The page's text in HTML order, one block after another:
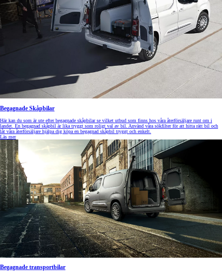
Begagnade Skåpbilar
Här kan du som är ute efter begagnade skåpbilar se vilket utbud som finns hos våra återförsäljare runt om i
landet. En begagnad skåpbil är lika tryggt som roligt val av bil. Använd våra sökfilter för att hitta rätt bil och
låt våra återförsäljare hjälpa dig köpa en begagnad skåpbil tryggt och enkelt.
Läs mer
Begagnade transportbilar